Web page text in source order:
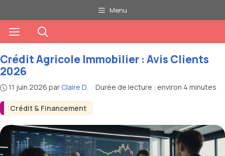
au
contenu
Menu
Menu
Crédit & Financement
Crédit Agricole Immobilier : Avis Clients
2026
11 juin 2026 par Claire D. · Durée de lecture : environ 4 minutes